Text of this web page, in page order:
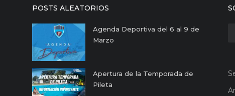
POSTS ALEATORIOS
Agenda Deportiva del 6 al 9 de
Marzo
Apertura de la Temporada de
Pileta